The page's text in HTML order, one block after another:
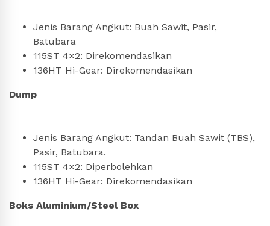
Jenis Barang Angkut: Buah Sawit, Pasir,
Batubara
115ST 4×2: Direkomendasikan
136HT Hi-Gear: Direkomendasikan
Dump
Jenis Barang Angkut: Tandan Buah Sawit (TBS),
Pasir, Batubara.
115ST 4×2: Diperbolehkan
136HT Hi-Gear: Direkomendasikan
Boks Aluminium/Steel Box